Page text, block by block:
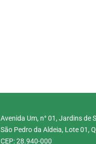
Avenida Um, n° 01, Jardins de
São Pedro da Aldeia, Lote 01,
CEP: 28.940-000